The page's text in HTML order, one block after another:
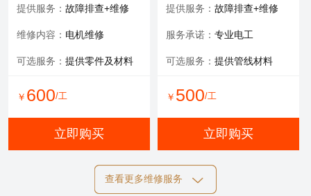
提供服务： 故障排查+维修
维修内容： 电机维修
可选服务： 提供零件及材料
￥ 600/工
立即购买
提供服务： 故障排查+维修
服务承诺： 专业电工
可选服务： 提供管线材料
￥ 500/工
立即购买
膜清洗
查看更多维修服务